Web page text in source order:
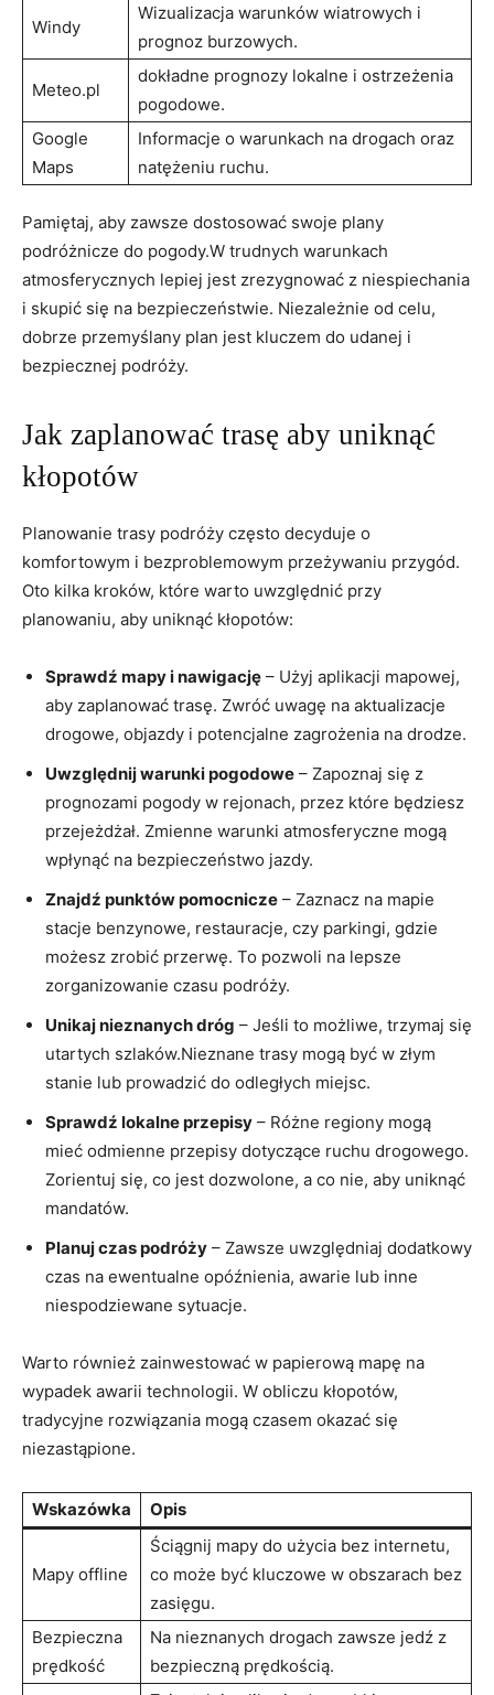
Windy
Wizualizacja warunków wiatrowych i
prognoz burzowych.
Meteo.pl
dokładne prognozy lokalne i ostrzeżenia
pogodowe.
Google
Maps
Informacje o warunkach na drogach oraz
natężeniu ruchu.
Pamiętaj, aby zawsze dostosować swoje plany
podróżnicze do pogody.W trudnych warunkach
atmosferycznych lepiej jest zrezygnować z niespiechania
i skupić się na bezpieczeństwie. Niezależnie od celu,
dobrze przemyślany plan jest kluczem do udanej i
bezpiecznej podróży.
Jak zaplanować trasę aby uniknąć
kłopotów
Planowanie trasy podróży często decyduje o
komfortowym i bezproblemowym przeżywaniu przygód.
Oto kilka kroków, które warto uwzględnić przy
planowaniu, aby uniknąć kłopotów:
Sprawdź mapy i nawigację – Użyj aplikacji mapowej,
aby zaplanować trasę. Zwróć uwagę na aktualizacje
drogowe, objazdy i potencjalne zagrożenia na drodze.
Uwzględnij warunki pogodowe – Zapoznaj się z
prognozami pogody w rejonach, przez które będziesz
przejeżdżał. Zmienne warunki atmosferyczne mogą
wpłynąć na bezpieczeństwo jazdy.
Znajdź punktów pomocnicze – Zaznacz na mapie
stacje benzynowe, restauracje, czy parkingi, gdzie
możesz zrobić przerwę. To pozwoli na lepsze
zorganizowanie czasu podróży.
Unikaj nieznanych dróg – Jeśli to możliwe, trzymaj się
utartych szlaków.Nieznane trasy mogą być w złym
stanie lub prowadzić do odległych miejsc.
Sprawdź lokalne przepisy – Różne regiony mogą
mieć odmienne przepisy dotyczące ruchu drogowego.
Zorientuj się, co jest dozwolone, a co nie, aby uniknąć
mandatów.
Planuj czas podróży – Zawsze uwzględniaj dodatkowy
czas na ewentualne opóźnienia, awarie lub inne
niespodziewane sytuacje.
Warto również zainwestować w papierową mapę na
wypadek awarii technologii. W obliczu kłopotów,
tradycyjne rozwiązania mogą czasem okazać się
niezastąpione.
Wskazówka Opis
Mapy offline
Ściągnij mapy do użycia bez internetu,
co może być kluczowe w obszarach bez
zasięgu.
Bezpieczna
prędkość
Na nieznanych drogach zawsze jedź z
bezpieczną prędkością.